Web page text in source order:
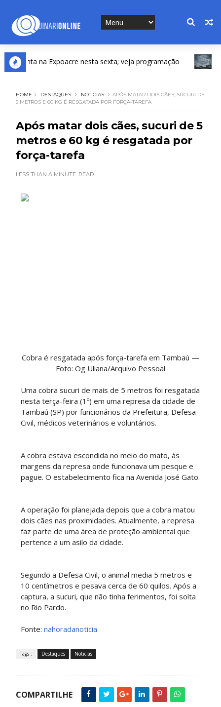
na Expoacre nesta sexta; veja programação
HOME DESTAQUES NOTICIAS
APÓS MATAR DOIS CÃES, SUCURI DE
5 METROS E 60 KG É RESGATADA POR FORÇA-TAREFA
Após matar dois cães, sucuri de 5
metros e 60 kg é resgatada por
força-tarefa
LESS THAN A MINUTE READ
Cobra é resgatada após força-tarefa em Tambaú —
Foto: Og Uliana/Arquivo Pessoal
Uma cobra sucuri de mais de 5 metros foi resgatada
nesta terça-feira (1º) em uma represa da cidade de
Tambaú (SP) por funcionários da Prefeitura, Defesa
Civil, médicos veterinários e voluntários.
A cobra estava escondida no meio do mato, às
margens da represa onde funcionava um pesque e
pague. O estabelecimento fica na Avenida José Gato.
A operação foi planejada depois que a cobra matou
dois cães nas proximidades. Atualmente, a represa
faz parte de uma área de proteção ambiental que
pertence a um asilo da cidade.
Segundo a Defesa Civil, o animal media 5 metros e
10 centímetros e pesava cerca de 60 quilos. Após a
captura, a sucuri, que não tinha ferimentos, foi solta
no Rio Pardo.
Fonte: nahoradanoticia
Tags : Destaques Noticias
COMPARTILHE